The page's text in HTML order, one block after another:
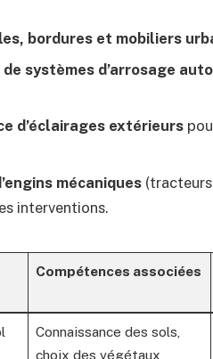
bordures et mobiliers
systèmes d’arrosage
d’éclairages extérieurs
mécaniques
interventions.
Compétences associées
Connaissance des sols,
choix des végétaux